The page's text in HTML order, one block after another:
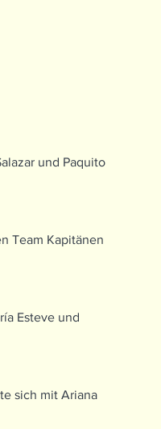
und Paquito
Team Kapitänen
Esteve und
sich mit Ariana